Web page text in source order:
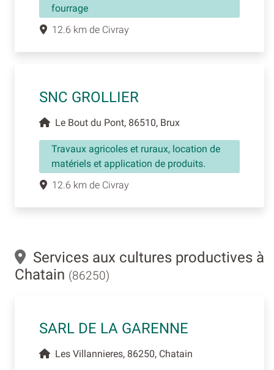
fourrage
12.6 km de Civray
SNC GROLLIER
Le Bout du Pont, 86510, Brux
Travaux agricoles et ruraux, location de
matériels et application de produits.
12.6 km de Civray
Services aux cultures productives à
Chatain (86250)
SARL DE LA GARENNE
Les Villannieres, 86250, Chatain